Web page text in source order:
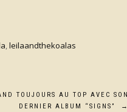
,leilaandthekoalas
TOUJOURS AU TOP AVEC SON
DERNIER ALBUM “SIGNS”
→